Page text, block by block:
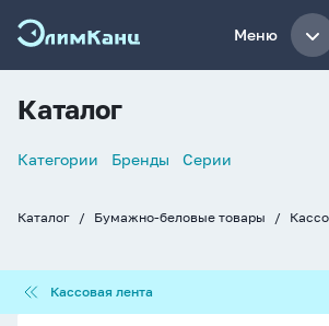
Меню
Каталог
Список
Категории Бренды Серии
Каталог Бумажно-беловые товары
лентаКассовая лента